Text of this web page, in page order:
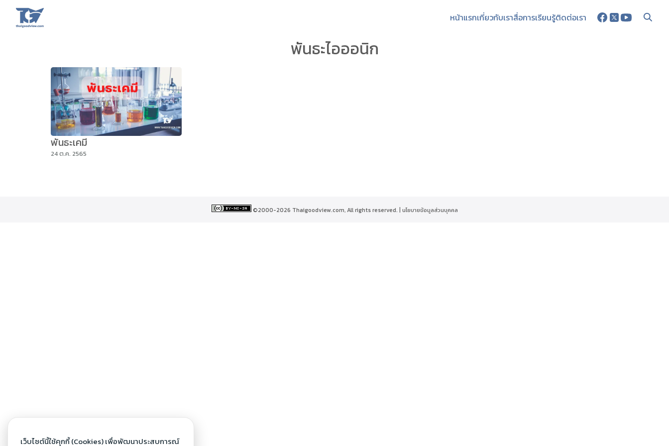
content
หน้าแรกเกี่ยวกับเราสื่อการเรียนรู้ติดต่อเรา
พันธะไอออนิก
พันธะเคมี
24 ต.ค. 2565
©2000-2026 Thaigoodview.com, All rights reserved. | นโยบายข้อมูลส่วนบุคคล
เว็บไซต์นี้ใช้คุกกี้ (Cookies) เพื่อพัฒนาประสบการณ์